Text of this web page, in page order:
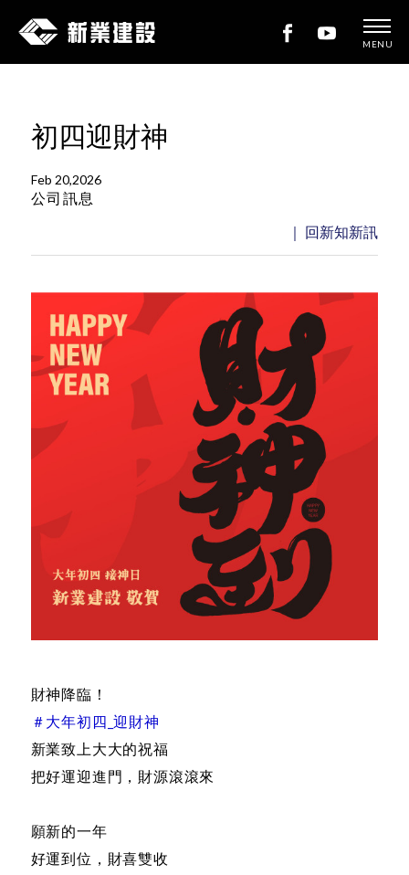
新
建
設
MENU
初四迎財神
Feb 20,2026
公司訊息
｜ 回新知新訊
財神降臨！
＃大年初四_迎財神
新業致上大大的祝福
把好運迎進門，財源滾滾來
願新的一年
好運到位，財喜雙收